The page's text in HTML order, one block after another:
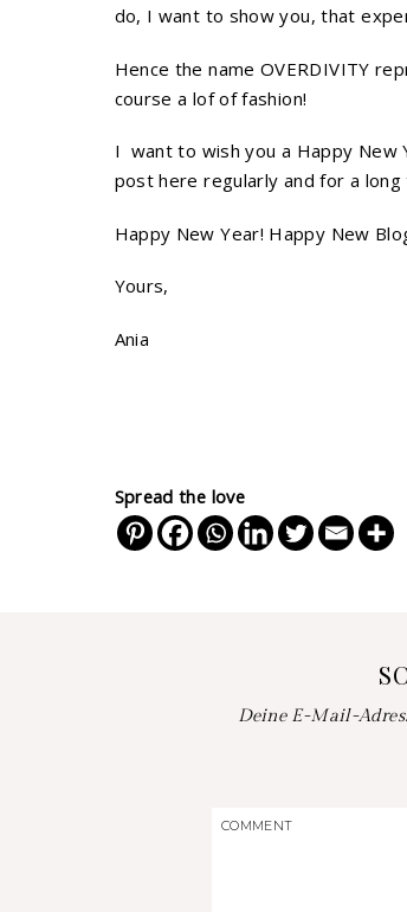
do, I want to show you, that
Hence the name OVERDIVITY
course a lof of fashion!
I want to wish you a Happy New
post here regularly and for a long
Happy New Year! Happy New
Yours,
Ania
Spread the love
Deine E-Mail-